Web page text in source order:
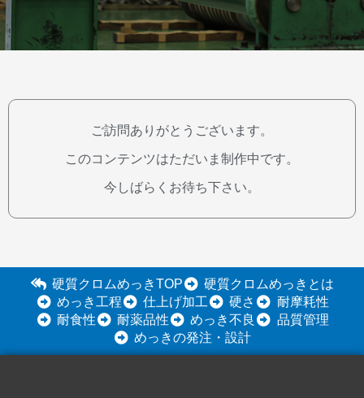
ご訪問ありがとうございます。
このコンテンツはただいま制作中です。
今しばらくお待ち下さい。
硬質クロムめっきTOP
硬質クロムめっきとは
めっき工程
仕上げ加工 硬さ
耐摩耗性
耐食性
耐薬品性 めっき不良
品質管理
めっきの発注・設計